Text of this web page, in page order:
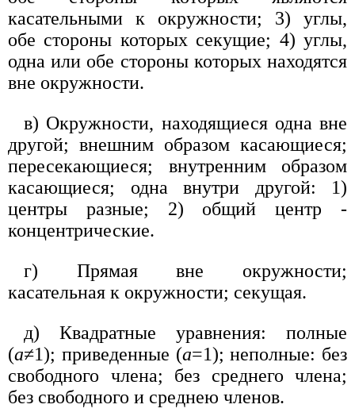
касательными к окружности; 3) углы,
обе стороны которых секущие; 4) углы,
одна или обе стороны которых находятся
вне окружности.
в) Окружности, находящиеся одна вне
другой; внешним образом касающиеся;
пересекающиеся; внутренним образом
касающиеся; одна внутри другой: 1)
центры разные; 2) общий центр -
концентрические.
г) Прямая вне окружности;
касательная к окружности; секущая.
д) Квадратные уравнения: полные
(а≠1); приведенные (а=1); неполные: без
свободного члена; без среднего члена;
без свободного и среднею членов.